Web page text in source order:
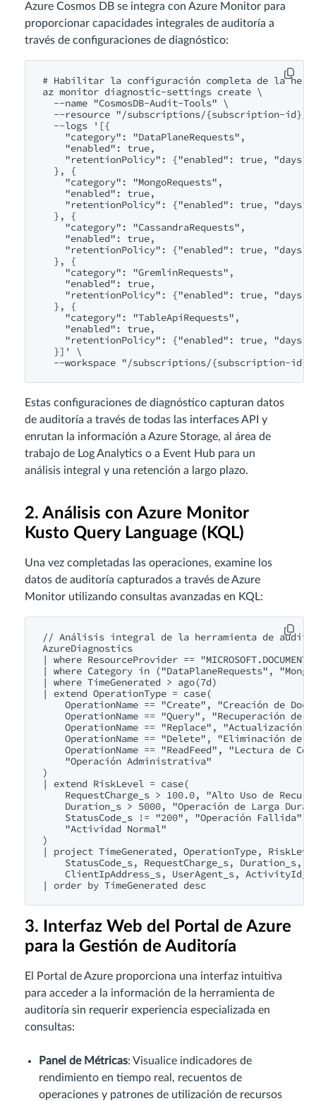
Azure Cosmos DB se integra con Azure Monitor para
proporcionar capacidades integrales de auditoría a
través de configuraciones de diagnóstico:
# Habilitar la configuración completa de la
az monitor diagnostic-settings create \
  --name "CosmosDB-Audit-Tools" \
--resource "/subscriptions/{subscription-id}/
  --logs '[{
    "category": "DataPlaneRequests",
    "enabled": true,
"retentionPolicy": {"enabled": true, "days":
  }, {
    "category": "MongoRequests",
    "enabled": true,
"retentionPolicy": {"enabled": true, "days":
  }, {
    "category": "CassandraRequests",
    "enabled": true,
"retentionPolicy": {"enabled": true, "days":
  }, {
    "category": "GremlinRequests",
    "enabled": true,
"retentionPolicy": {"enabled": true, "days":
  }, {
    "category": "TableApiRequests",
    "enabled": true,
"retentionPolicy": {"enabled": true, "days":
  }]' \
Estas configuraciones de diagnóstico capturan datos
de auditoría a través de todas las interfaces API y
enrutan la información a Azure Storage, al área de
trabajo de Log Analytics o a Event Hub para un
análisis integral y una retención a largo plazo.
2. Análisis con Azure Monitor
Kusto Query Language (KQL)
Una vez completadas las operaciones, examine los
datos de auditoría capturados a través de Azure
Monitor utilizando consultas avanzadas en KQL:
// Análisis integral de la herramienta de
AzureDiagnostics
| where ResourceProvider ==
| where Category in ("DataPlaneRequests",
| where TimeGenerated > ago(7d)
| extend OperationType = case(
OperationName == "Create", "Creación de
OperationName == "Query", "Recuperación de
OperationName == "Replace", "Actualización
OperationName == "Delete", "Eliminación de
OperationName == "ReadFeed", "Lectura de
    "Operación Administrativa"
)
| extend RiskLevel = case(
RequestCharge_s > 100.0, "Alto Uso de
Duration_s > 5000, "Operación de Larga
    StatusCode_s != "200", "Operación Fallida",
    "Actividad Normal"
)
| project TimeGenerated, OperationType,
    StatusCode_s, RequestCharge_s, Duration_s,
    ClientIpAddress_s, UserAgent_s, ActivityId_g
3. Interfaz Web del Portal de Azure
para la Gestión de Auditoría
El Portal de Azure proporciona una interfaz intuitiva
para acceder a la información de la herramienta de
auditoría sin requerir experiencia especializada en
consultas:
Panel de Métricas: Visualice indicadores de
rendimiento en tiempo real, recuentos de
operaciones y patrones de utilización de recursos